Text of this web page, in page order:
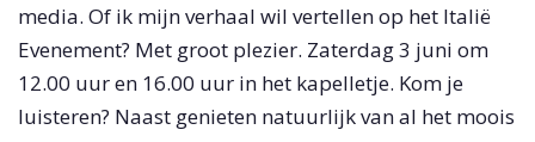
media. Of ik mijn verhaal wil vertellen op het Italië
Evenement? Met groot plezier. Zaterdag 3 juni om
12.00 uur en 16.00 uur in het kapelletje. Kom je
luisteren? Naast genieten natuurlijk van al het moois